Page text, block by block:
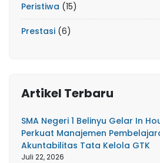
Peristiwa (15)
Prestasi (6)
Artikel Terbaru
SMA Negeri 1 Belinyu Gelar In
Perkuat Manajemen
Akuntabilitas Tata Kelola GTK
Juli 22, 2026